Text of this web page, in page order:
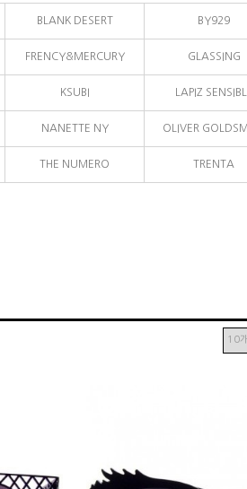
BLANK DESERT BY929
FRENCY&MERCURY GLASSING
KSUBI LAPIZ
NANETTE NY OLIVER
THE NUMERO TRENTA